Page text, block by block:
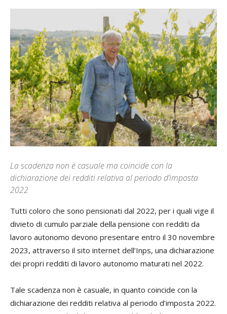
La scadenza non è casuale ma coincide con la
dichiarazione dei redditi relativa al periodo d’imposta
2022
Tutti coloro che sono pensionati dal 2022, per i quali vige il
divieto di cumulo parziale della pensione con redditi da
lavoro autonomo devono presentare entro il 30 novembre
2023, attraverso il sito internet dell’Inps, una dichiarazione
dei propri redditi di lavoro autonomo maturati nel 2022.
Tale scadenza non è casuale, in quanto coincide con la
dichiarazione dei redditi relativa al periodo d’imposta 2022.